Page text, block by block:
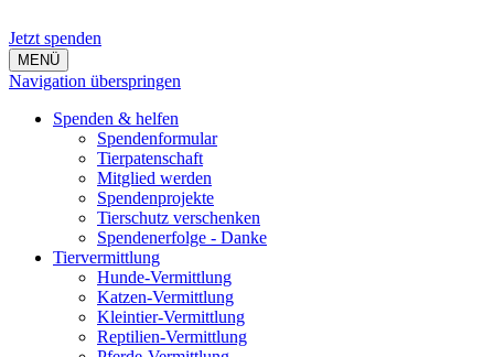
Jetzt spenden
MENÜ
Navigation überspringen
Spenden & helfen
Spendenformular
Tierpatenschaft
Mitglied werden
Spendenprojekte
Tierschutz verschenken
Spendenerfolge - Danke
Tiervermittlung
Hunde-Vermittlung
Katzen-Vermittlung
Kleintier-Vermittlung
Reptilien-Vermittlung